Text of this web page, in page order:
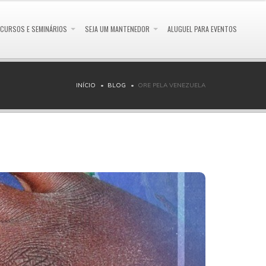
CURSOS E SEMINÁRIOS SEJA UM MANTENEDOR ALUGUEL PARA EVENTOS
INÍCIO BLOG ORE PELA VENEZUELA